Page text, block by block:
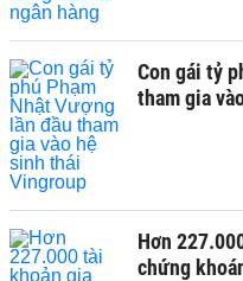
Con gái tỷ
tham gia
Hơn
chứng